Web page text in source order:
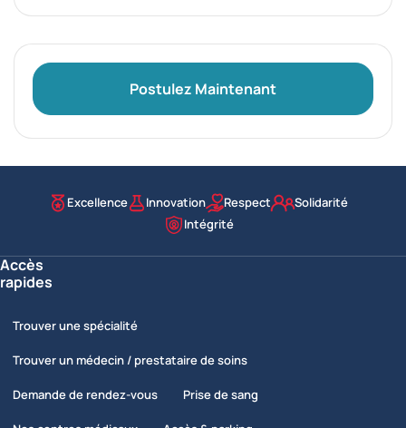
Postulez Maintenant
Excellence Innovation Respect
Solidarité
Intégrité
Accès
rapides
Trouver une spécialité
Trouver un médecin / prestataire de soins
Demande de rendez-vous Prise de sang